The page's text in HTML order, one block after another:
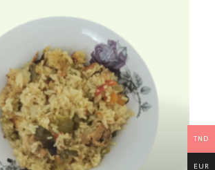
TND
EUR